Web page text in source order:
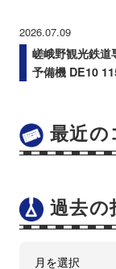
2026.07.09
嵯峨野観光鉄道
予備機 DE10
最近の
過去の